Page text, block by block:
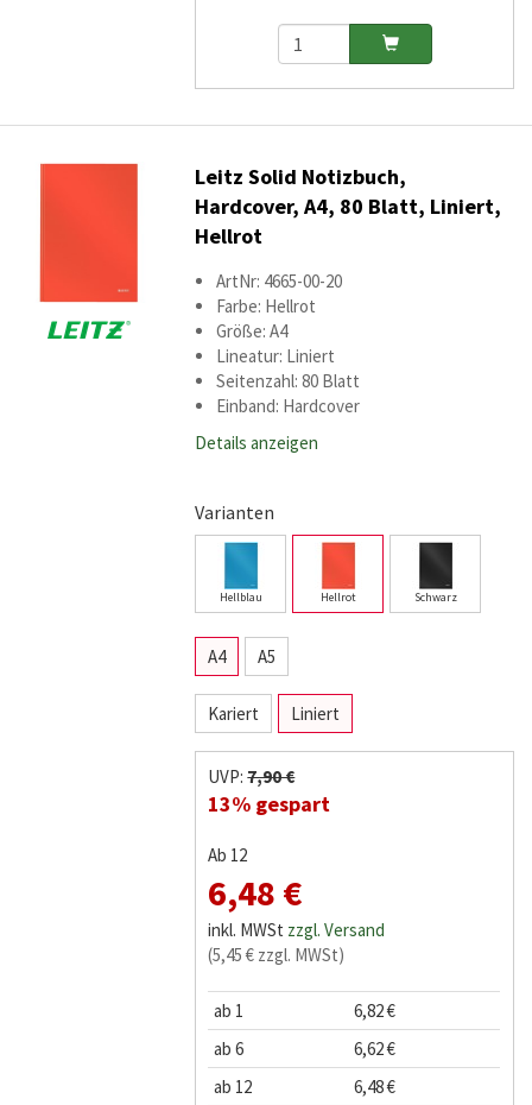
Leitz Solid Notizbuch,
Hardcover, A4, 80 Blatt, Liniert,
Hellrot
ArtNr: 4665-00-20
Farbe: Hellrot
Größe: A4
Lineatur: Liniert
Seitenzahl: 80 Blatt
Einband: Hardcover
Details anzeigen
Varianten
Hellblau Hellrot Schwarz
A4 A5
Kariert Liniert
UVP:7,90 €
13% gespart
Ab 12
6,48 €
inkl. MWSt zzgl. Versand
(5,45 € zzgl. MWSt)
ab 1
6,82 €
ab 6
6,62 €
ab 12
6,48 €